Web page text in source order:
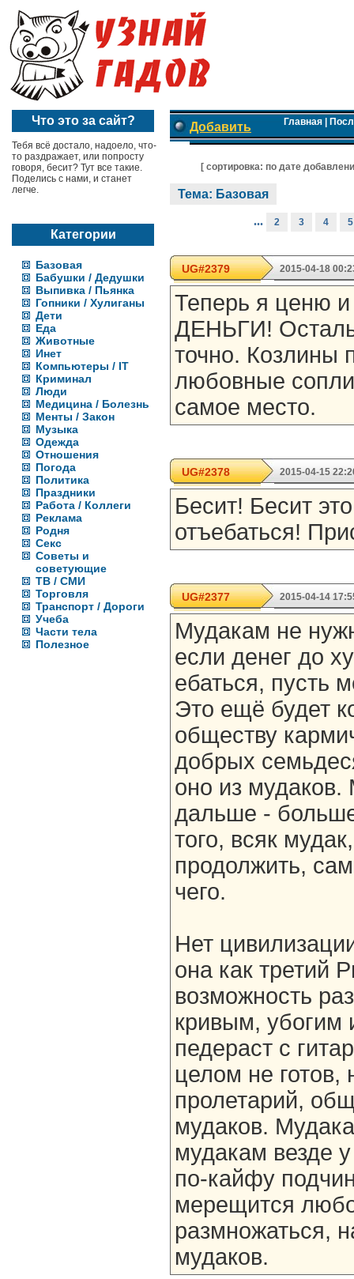
Что это за сайт?
Тебя всё достало, надоело, что-
то раздражает, или попросту
говоря, бесит? Тут все такие.
Поделись с нами, и станет
легче.
Категории
Базовая
Бабушки / Дедушки
Выпивка / Пьянка
Гопники / Хулиганы
Дети
Еда
Животные
Инет
Компьютеры / IT
Криминал
Люди
Медицина / Болезнь
Менты / Закон
Музыка
Одежда
Отношения
Погода
Политика
Праздники
Работа / Коллеги
Реклама
Родня
Секс
Советы и
советующие
ТВ / СМИ
Торговля
Транспорт / Дороги
Учеба
Части тела
Полезное
Добавить Главная|
[ cортировка: по дате
Тема: Базовая
...
2 3 4 5
UG#2379 2015-04-18
Теперь я ценю и
ДЕНЬГИ!
точно. Козлины
любовные
самое место.
UG#2378 2015-04-15
Бесит! Бесит
отъебаться!
UG#2377 2015-04-14
Мудакам не
если денег до
ебаться, пусть
Это ещё будет
обществу
добрых
оно из мудаков.
дальше -
того, всяк
продолжить,
чего.
Нет
она как третий
возможность
кривым, убогим
педераст с
целом не готов,
пролетарий,
мудаков.
мудакам везде
по-кайфу
мерещится
размножаться,
мудаков.